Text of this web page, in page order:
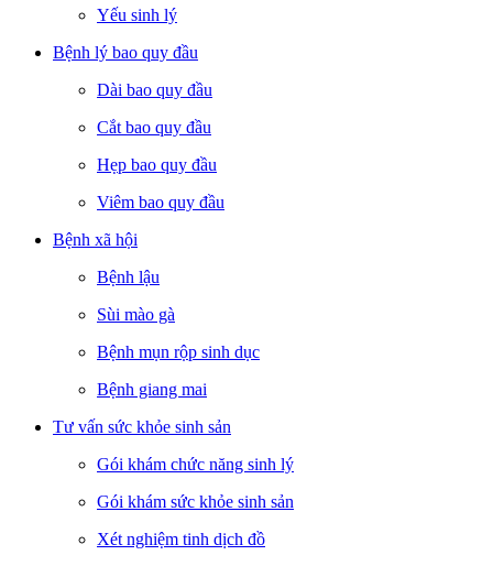
Yếu sinh lý
Bệnh lý bao quy đầu
Dài bao quy đầu
Cắt bao quy đầu
Hẹp bao quy đầu
Viêm bao quy đầu
Bệnh xã hội
Bệnh lậu
Sùi mào gà
Bệnh mụn rộp sinh dục
Bệnh giang mai
Tư vấn sức khỏe sinh sản
Gói khám chức năng sinh lý
Gói khám sức khỏe sinh sản
Xét nghiệm tinh dịch đồ